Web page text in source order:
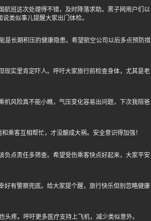
航班这次处理得不错，及时降落求助。黑子网用户们以
类似事儿提醒大家出门体检。
是长期积压的健康隐患。希望航空公司以后多点预防措
现实里肯定吓人。呼吁大家旅行前检查身体，尤其是老
机风险真不能小瞧，气压变化容易出问题，下次我陪爸
乘客互相帮忙，才没酿成大祸。安全意识得加强！
负点责任多筛查。希望受伤乘客快点好起来，大家平安
好有警察兜底。给大家提个醒，旅行快乐但别忽略健康
疼。呼吁更多医疗支持上飞机，减少类似意外。